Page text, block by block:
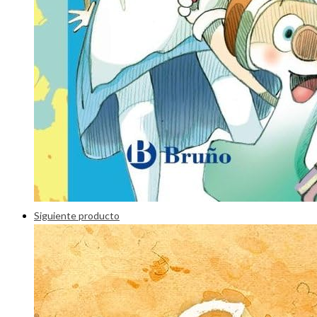
Siguiente producto